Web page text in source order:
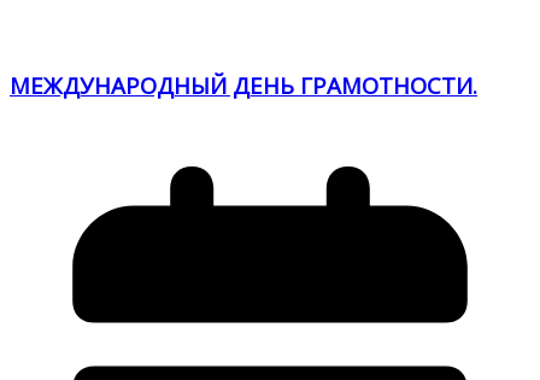
МЕЖДУНАРОДНЫЙ ДЕНЬ ГРАМОТНОСТИ.